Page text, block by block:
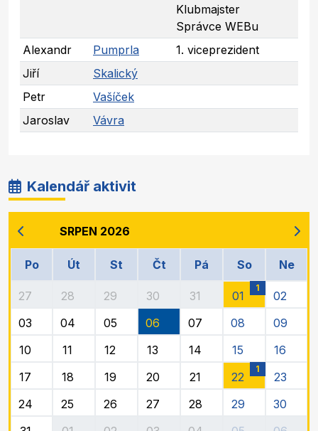
Klubmajster
Správce WEBu
Alexandr
Pumprla
1. viceprezident
Jiří
Skalický
Petr
Vašíček
Jaroslav
Vávra
Kalendář aktivit
SRPEN 2026
Po Út St Čt Pá So Ne
27 28 29 30 31 01
1
02
03
04 05 06 07 08
09
10
11 12 13 14 15
16
17
18 19 20 21 22
1
23
24
25 26 27 28 29
30